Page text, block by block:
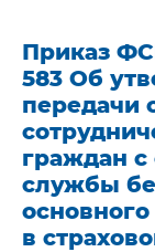
Приказ
583 Об
передачи
граждан
службы
в